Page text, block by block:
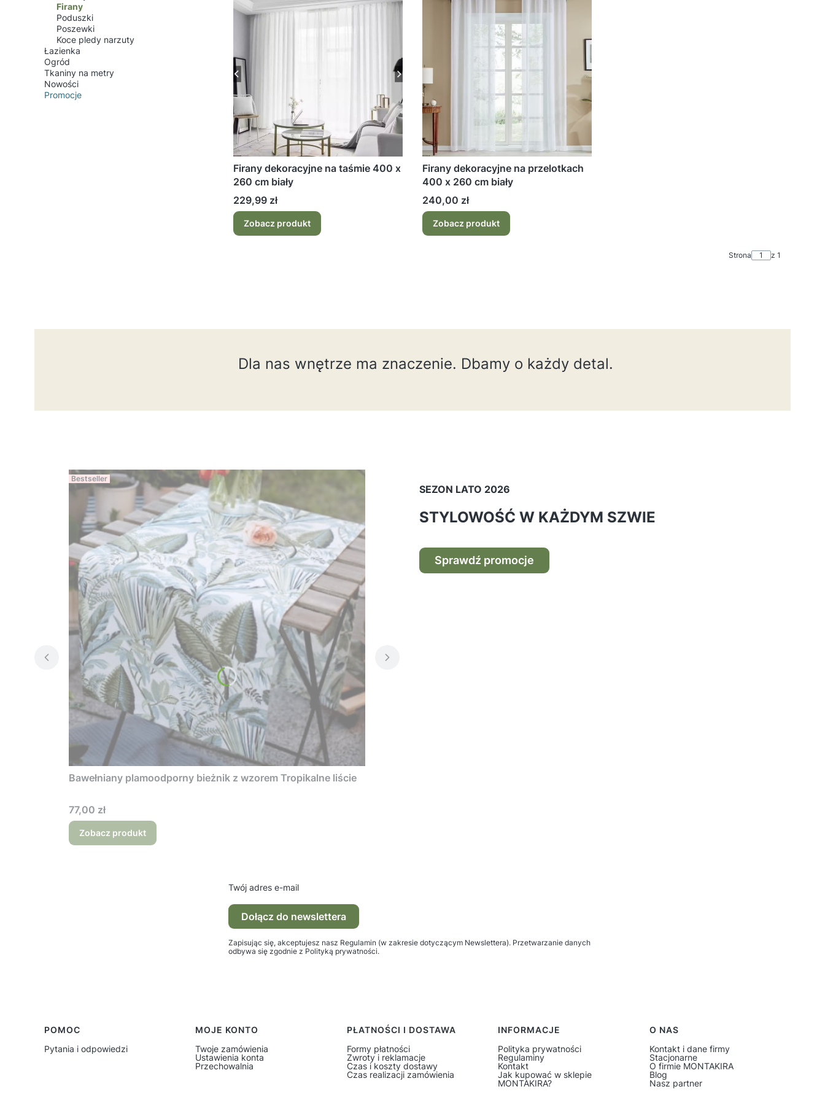
Firany
Poduszki
Poszewki
Koce pledy narzuty
Łazienka
Ogród
Tkaniny na metry
Nowości
Promocje
Firany dekoracyjne na taśmie 400 x
260 cm biały
Cena
229,99 zł
Zobacz produkt
Firany dekoracyjne na przelotkach
400 x 260 cm biały
Cena
240,00 zł
Zobacz produkt
Strona z 1
Dla nas wnętrze ma znaczenie. Dbamy o każdy detal.
Bestseller
Bawełniany plamoodporny bieżnik z wzorem Tropikalne liście
Cena
77,00 zł
Zobacz produkt
SEZON LATO 2026
STYLOWOŚĆ W KAŻDYM SZWIE
Sprawdź promocje
Twój adres e-mail
Dołącz do newslettera
Zapisując się, akceptujesz nasz Regulamin (w zakresie dotyczącym Newslettera). Przetwarzanie danych
odbywa się zgodnie z Polityką prywatności.
Linki w stopce
POMOC
Pytania i odpowiedzi
MOJE KONTO
Twoje zamówienia
Ustawienia konta
Przechowalnia
PŁATNOŚCI I DOSTAWA
Formy płatności
Zwroty i reklamacje
Czas i koszty dostawy
Czas realizacji zamówienia
INFORMACJE
Polityka prywatności
Regulaminy
Kontakt
Jak kupować w sklepie
MONTAKIRA?
O NAS
Kontakt i dane firmy
Stacjonarne
O firmie MONTAKIRA
Blog
Nasz partner